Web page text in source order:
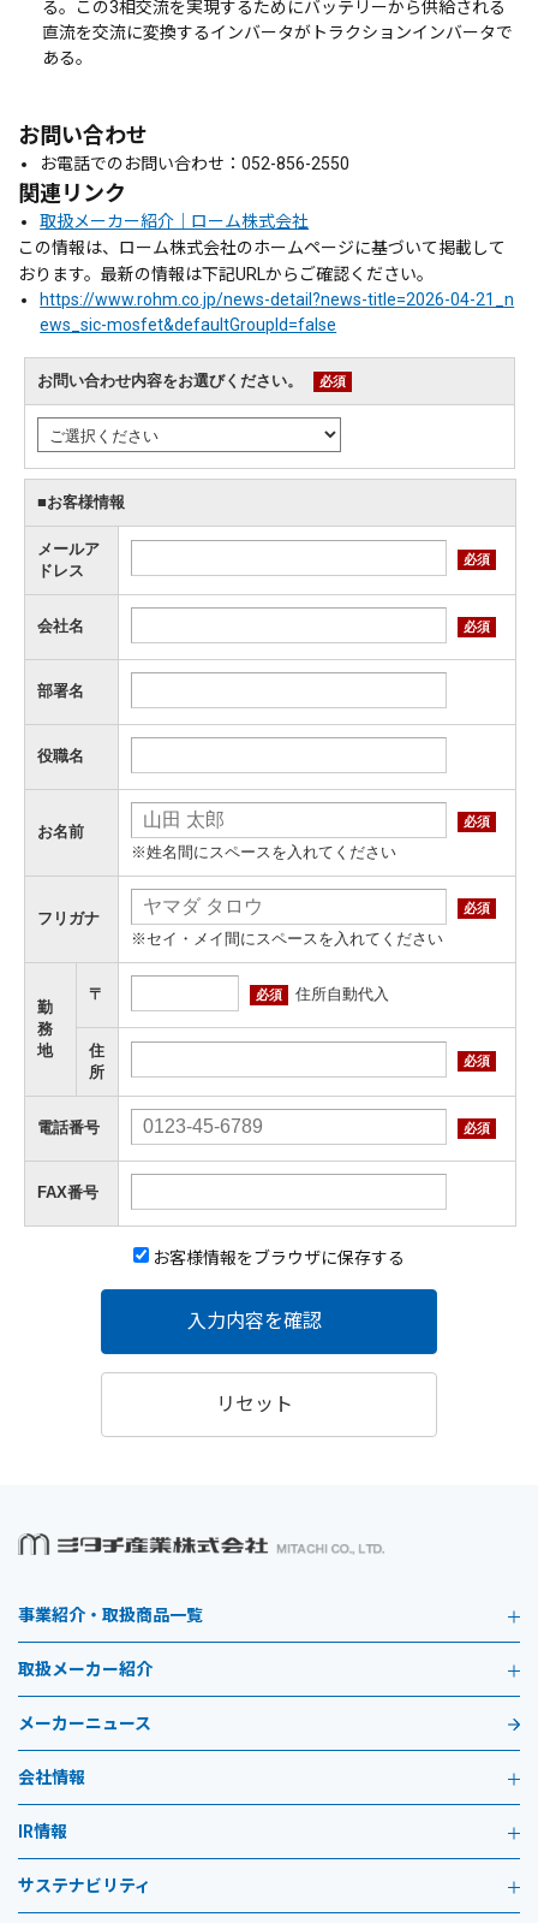
る。この3相交流を実現するためにバッテリーから供給される
直流を交流に変換するインバータがトラクションインバータで
ある。
お問い合わせ
お電話でのお問い合わせ：052-856-2550
関連リンク
取扱メーカー紹介｜ローム株式会社
この情報は、ローム株式会社のホームページに基づいて掲載して
おります。最新の情報は下記URLからご確認ください。
https://www.rohm.co.jp/news-detail?news-title=2026-04-21_n
ews_sic-mosfet&defaultGroupId=false
お問い合わせ内容をお選びください。 必須
■お客様情報
メールア
ドレス
必須
会社名 必須
部署名
役職名
お名前
必須
※姓名間にスペースを入れてください
フリガナ
必須
※セイ・メイ間にスペースを入れてください
勤
務
地
〒 必須 住所自動代入
住
所
必須
電話番号 必須
FAX番号
お客様情報をブラウザに保存する
入力内容を確認
リセット
事業紹介・取扱商品一覧
取扱メーカー紹介
メーカーニュース
会社情報
IR情報
サステナビリティ